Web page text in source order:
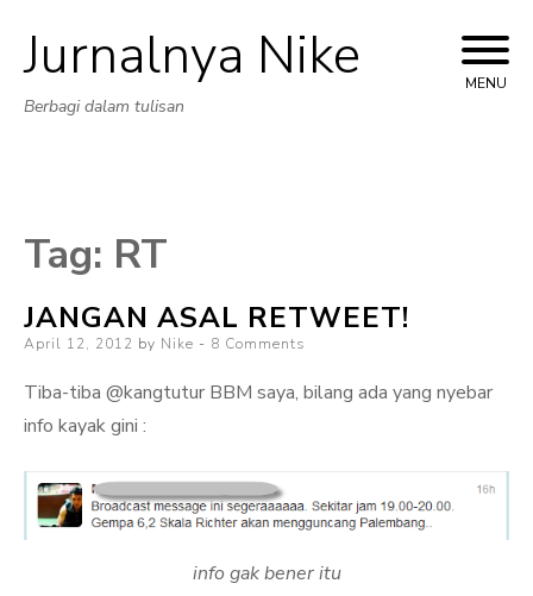
Skip
Jurnalnya Nike
Berbagi dalam tulisan
MENU
Tag: RT
JANGAN ASAL RETWEET!
Posted
April 12, 2012 by Nike 8 Comments
Tiba-tiba @kangtutur BBM saya, bilang ada yang nyebar
info kayak gini :
info gak bener itu